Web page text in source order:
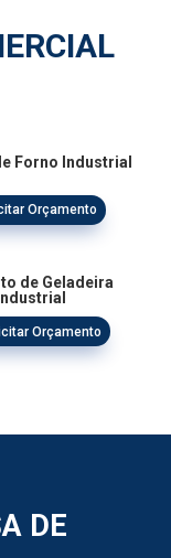
Forno Industrial
Orçamento
de Geladeira
Industrial
Orçamento
DE